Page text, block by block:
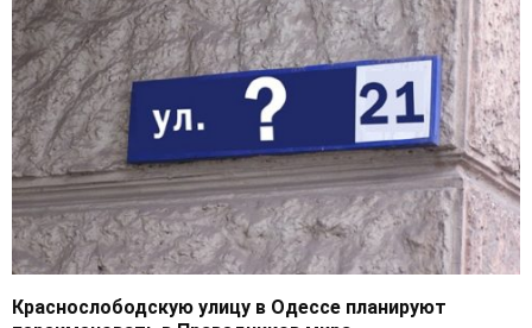
Краснослободскую улицу в Одессе планируют